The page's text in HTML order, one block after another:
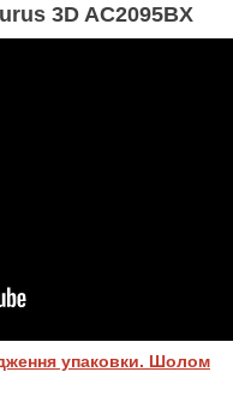
3D AC2095BX
упаковки. Шолом